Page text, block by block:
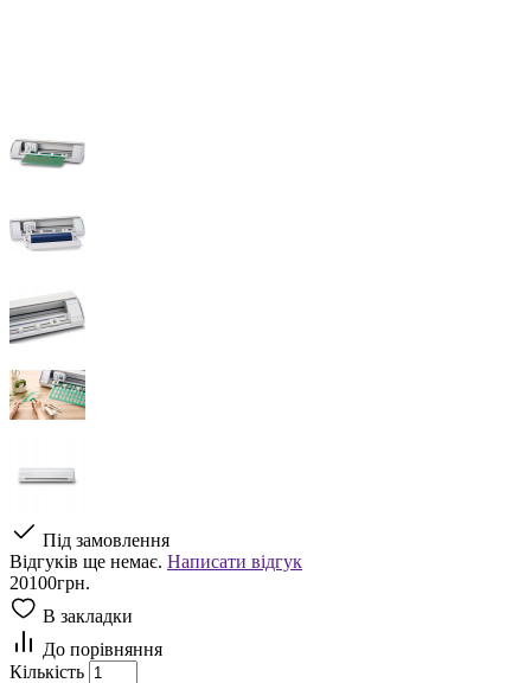
Під замовлення
Відгуків ще немає. Написати відгук
20100грн.
В закладки
До порівняння
Кількість